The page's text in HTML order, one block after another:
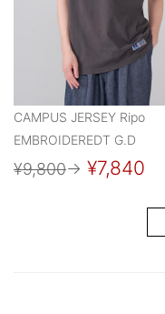
CAMPUS JERSEY Ripo
EMBROIDEREDT G.D
¥9,800→ ¥7,840